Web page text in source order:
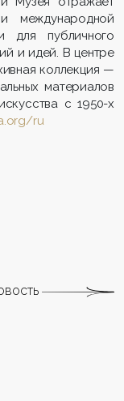
международной
для публичного
и идей. В центре
коллекция —
материалов
с 1950-х
ru